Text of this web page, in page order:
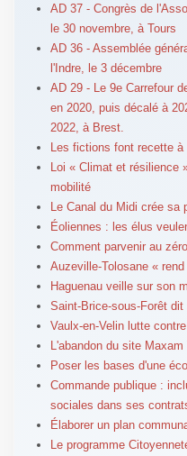
AD 37 - Congrès de
le 30 novembre, à Tours
AD 36 - Assemblée
l'Indre, le 3 décembre
AD 29 - Le 9e Carrefour
en 2020, puis décalé à
2022, à Brest.
Les fictions font recette
Loi « Climat et résilience
mobilité
Le Canal du Midi crée sa
Éoliennes : les élus
Comment parvenir au
Auzeville-Tolosane «
Haguenau veille sur son
Saint-Brice-sous-Forêt
Vaulx-en-Velin lutte
L'abandon du site
Poser les bases d'une
Commande publique :
sociales dans ses
Élaborer un plan
Le programme